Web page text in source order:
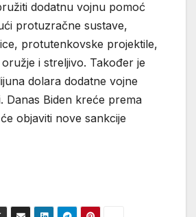
dodatnu vojnu pomoć
protuzračne sustave,
protutenkovske projektile,
i streljivo. Također je
dolara dodatne vojne
Danas Biden kreće prema
objaviti nove sankcije